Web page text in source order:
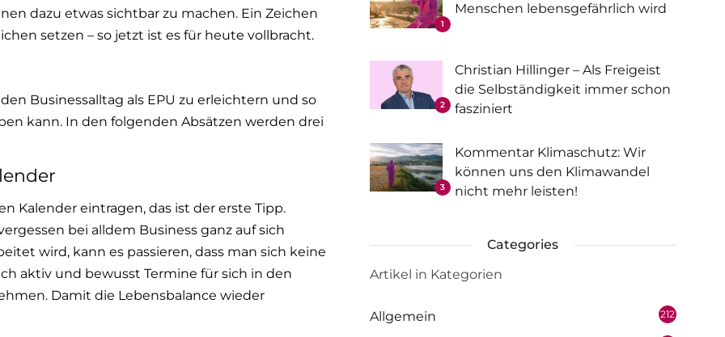
dazu etwas sichtbar zu machen. Ein Zeichen
setzen – so jetzt ist es für heute vollbracht.
Businessalltag als EPU zu erleichtern und so
kann. In den folgenden Absätzen werden drei
Kalender eintragen, das ist der erste Tipp.
bei alldem Business ganz auf sich
wird, kann es passieren, dass man sich keine
aktiv und bewusst Termine für sich in den
Damit die Lebensbalance wieder
1
Menschen lebensgefährlich wird
2
Christian Hillinger – Als Freigeist
die Selbständigkeit immer schon
fasziniert
3
Kommentar Klimaschutz: Wir
können uns den Klimawandel
nicht mehr leisten!
Categories
Artikel in Kategorien
Allgemein 212